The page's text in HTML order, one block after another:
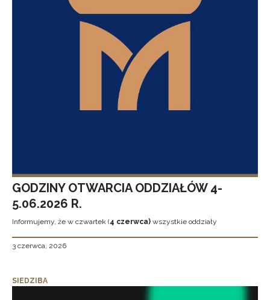
GODZINY OTWARCIA ODDZIAŁÓW 4-
5.06.2026 R.
Informujemy, że w czwartek (4 czerwca) wszystkie oddziały
3 czerwca, 2026
SIEDZIBA